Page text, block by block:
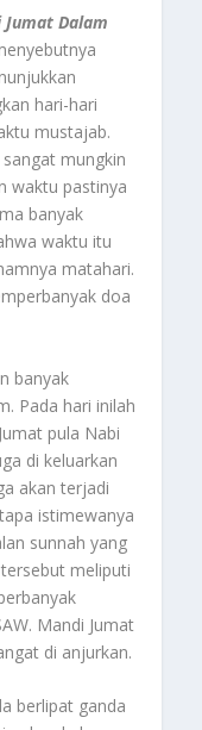
Dalam
hari-hari
mustajab.
mungkin
waktu pastinya
banyak
waktu itu
matahari.
doa
banyak
Pada hari inilah
pula Nabi
di keluarkan
akan terjadi
istimewanya
sunnah yang
meliputi
Mandi Jumat
di anjurkan.
berlipat ganda